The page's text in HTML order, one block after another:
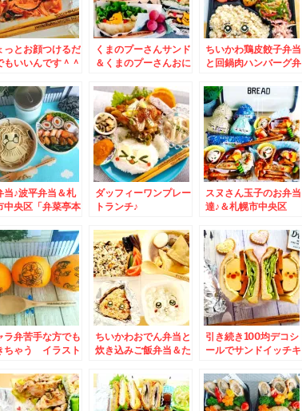
っとお顔つけるだ
もいいんです＾＾
ち食いそば 豆
さんのカレーも絶
す。ちなみに座れ
＾＾
くまのプーさんサンド
＆くまのプーさんおに
ちいかわ鶏皮餃子弁当
と回鍋肉ハンバーグ弁
菜亭本店」さんの「わ
かめそば」「日替わり
定食牛カルビ丼」お肉
厚め(*´艸`*)
当♪波平弁当＆札
中央区「弁菜亭本
「日替わり定食豚
チ」
ダッフィーワンプレー
トランチ♪
スヌさん玉子のお弁当
達♪＆札幌市中央区
の角煮弁当セットは月
末まで超お得(*´艸`*)
ラ弁苦手な方でも
ちゃう イラスト
う？？＆北海道で
場の移動につい
ちいかわおでん弁当と
炊き込みご飯弁当＆た
プ～得意の豚足煮込み
とニックジャガー♪
引き続き100均デコシ
ールでサンドイッチキ
食ファミレス「とんで
ん」さんの「平日限定
ランチ」「煮干しつけ